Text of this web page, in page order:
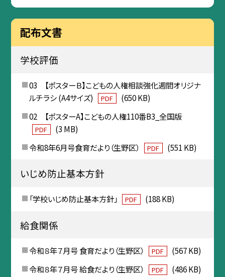
配布文書
学校評価
03 【ポスターＢ】こどもの人権相談強化週間オリジナ
ルチラシ (A4サイズ)
PDF
(650 KB)
02 【ポスターA】こどもの人権110番B3_全国版
PDF
(3 MB)
令和8年6月号食育だより（生野区）
PDF (551 KB)
いじめ防止基本方針
「学校いじめ防止基本方針」 PDF (188 KB)
給食関係
令和８年７月号 食育だより（生野区） PDF
(567 KB)
令和８年７月号 給食だより（生野区）
PDF
(486 KB)